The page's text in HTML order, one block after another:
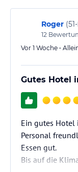
Das GHOTEL hotel
Tagungshotel und
hohen Standard. Es
in unterschiedlichen
einen 24-Stunden-
Hoteliers-/
ohne Gewähr und
jeweiligen
Roger (
12
Vor 1 Woche •
Gutes Hotel
Ein gutes Hotel
Personal
Essen gut.
Bis auf die